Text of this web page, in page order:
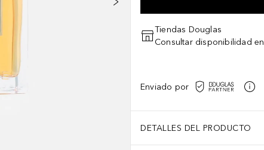
Tiendas Douglas
Consultar disponibilidad
Enviado por
DETALLES DEL PRODUCTO